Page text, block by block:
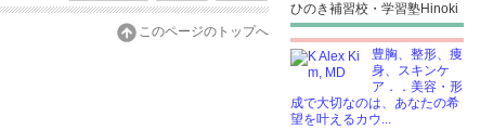
このページのトップへ
ひのき補習校・学習塾Hinoki
豊胸、整形、痩
身、スキンケ
ア．．美容・形
成で大切なのは、あなたの希
望を叶えるカウ...